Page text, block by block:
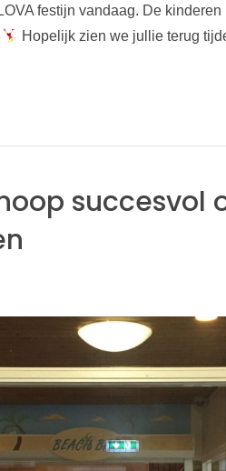
festijn vandaag. De
Hopelijk zien we jullie terug
succesvol